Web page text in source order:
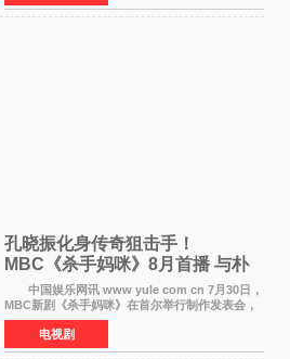
评选为全球最佳影集之一
孔晓振化身传奇狙击手！
MBC《杀手妈咪》8月首播 与朴
恩斌展开收视对决
中国娱乐网讯 www yule com cn 7月30日，
MBC新剧《杀手妈咪》在首尔举行制作发表会，
主演孔晓振、郑准元、李相二、无真星、崔宇
成、李银泉等人一同出席，为新剧宣传造势。这
是孔晓振继《毛骨
电视剧